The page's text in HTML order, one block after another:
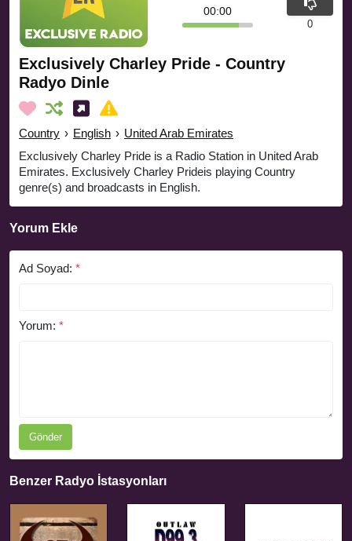
Exclusively Charley Pride - Country
Radyo Dinle
Country › English › United Arab Emirates
Exclusively Charley Pride is a Radio Station in United Arab
Emirates. Exclusively Charley Prideis playing Country
genre(s) and broadcasts in English.
00:00
0
Yorum Ekle
Ad Soyad: *
Yorum: *
Gönder
Benzer Radyo İstasyonları